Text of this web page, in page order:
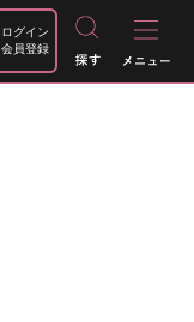
ログイン
会員登録